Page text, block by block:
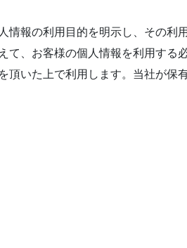
情報の利用目的を明示し、その利
て、お客様の個人情報を利用する
頂いた上で利用します。当社が保